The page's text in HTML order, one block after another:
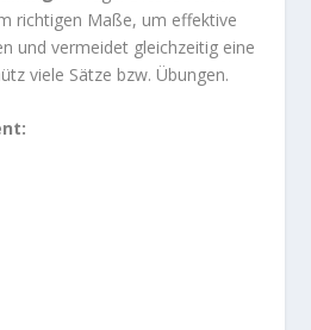
richtigen Maße, um effektive
und vermeidet gleichzeitig eine
viele Sätze bzw. Übungen.